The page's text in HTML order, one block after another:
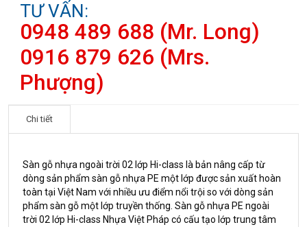
TƯ VẤN:
0948 489 688 (Mr. Long)
0916 879 626 (Mrs.
Phượng)
Chi tiết
Sàn gỗ nhựa ngoài trời 02 lớp Hi-class là bản nâng cấp từ
dòng sản phẩm sàn gỗ nhựa PE một lớp được sản xuất hoàn
toàn tại Việt Nam với nhiều ưu điểm nổi trội so với dòng sản
phẩm sàn gỗ một lớp truyền thống. Sàn gỗ nhựa PE ngoài
trời 02 lớp Hi-class Nhựa Việt Pháp có cấu tạo lớp trung tâm